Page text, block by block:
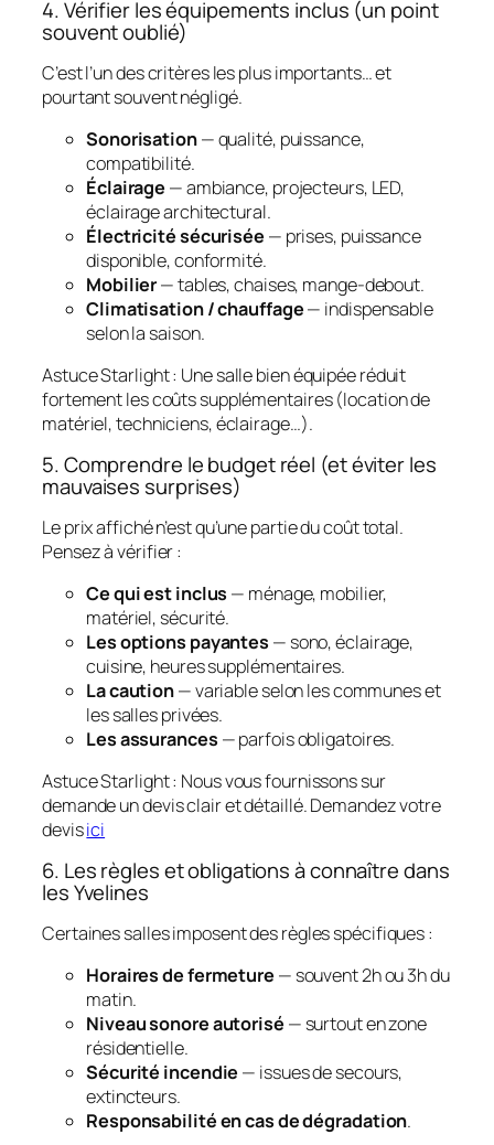
4. Vérifier les équipements inclus (un point
souvent oublié)
C’est l’un des critères les plus importants… et
pourtant souvent négligé.
Sonorisation— qualité, puissance,
compatibilité.
Éclairage — ambiance, projecteurs, LED,
éclairage architectural.
Électricité sécurisée — prises, puissance
disponible, conformité.
Mobilier— tables, chaises, mange‑debout.
Climatisation / chauffage— indispensable
selon la saison.
Astuce Starlight: Une salle bien équipée réduit
fortement les coûts supplémentaires (location de
matériel, techniciens, éclairage…).
5. Comprendre le budget réel (et éviter les
mauvaises surprises)
Le prix affiché n’est qu’une partie du coût total.
Pensez à vérifier :
Ce qui est inclus — ménage, mobilier,
matériel, sécurité.
Les options payantes — sono, éclairage,
cuisine, heures supplémentaires.
La caution— variable selon les communes et
les salles privées.
Les assurances — parfois obligatoires.
Astuce Starlight : Nous vous fournissons sur
demande un devis clair et détaillé. Demandez votre
devisici
6. Les règles et obligations à connaître dans
les Yvelines
Certaines salles imposent des règles spécifiques :
Horaires de fermeture — souvent 2h ou 3h du
matin.
Niveau sonore autorisé — surtout en zone
résidentielle.
Sécurité incendie — issues de secours,
extincteurs.
Responsabilité en cas de dégradation.